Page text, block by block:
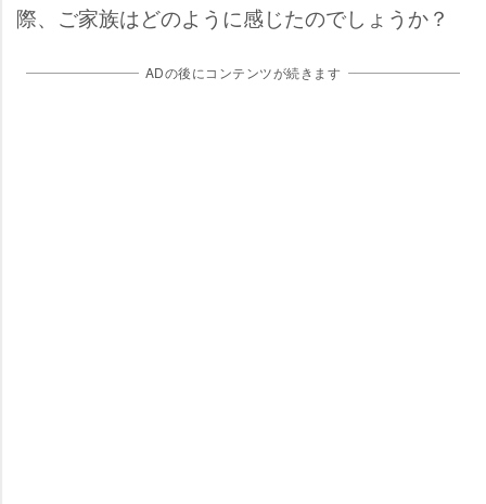
際、ご家族はどのように感じたのでしょうか？
ADの後にコンテンツが続きます